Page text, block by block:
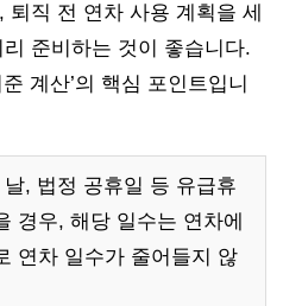
직 전 연차 사용 계획을 세
준비하는 것이 좋습니다.
계산’의 핵심 포인트입니
날, 법정 공휴일 등 유급휴
경우, 해당 일수는 연차에
연차 일수가 줄어들지 않